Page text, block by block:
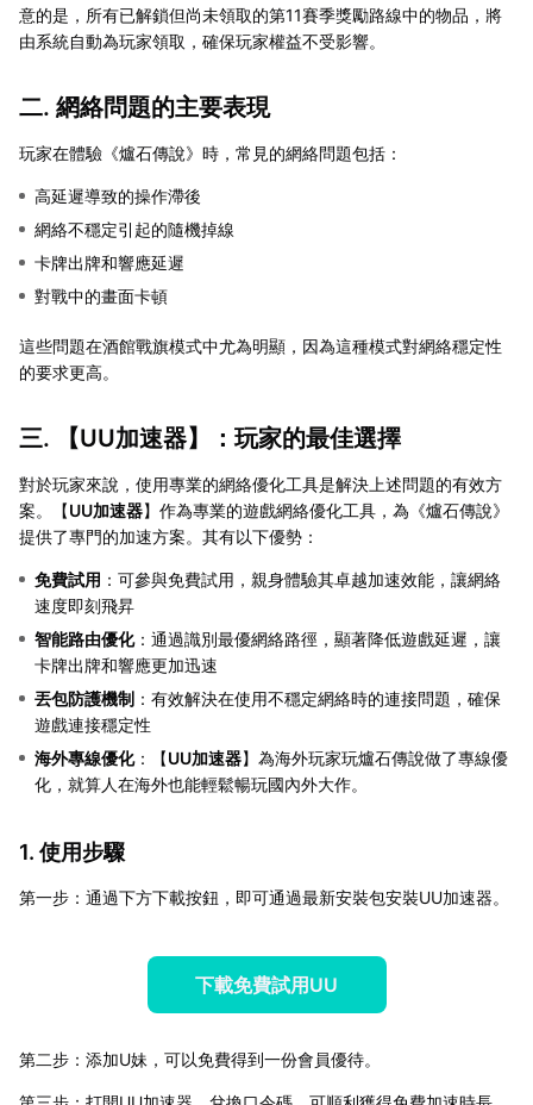
意的是，所有已解鎖但尚未領取的第11賽季獎勵路線中的物品，將
由系統自動為玩家領取，確保玩家權益不受影響。
二. 網絡問題的主要表現
玩家在體驗《爐石傳說》時，常見的網絡問題包括：
高延遲導致的操作滯後
網絡不穩定引起的隨機掉線
卡牌出牌和響應延遲
對戰中的畫面卡頓
這些問題在酒館戰旗模式中尤為明顯，因為這種模式對網絡穩定性
的要求更高。
三. 【UU加速器】：玩家的最佳選擇
對於玩家來說，使用專業的網絡優化工具是解決上述問題的有效方
案。【UU加速器】作為專業的遊戲網絡優化工具，為《爐石傳說》
提供了專門的加速方案。其有以下優勢：
免費試用 ：可參與免費試用，親身體驗其卓越加速效能，讓網絡
速度即刻飛昇
智能路由優化：通過識別最優網絡路徑，顯著降低遊戲延遲，讓
卡牌出牌和響應更加迅速
丟包防護機制 ：有效解決在使用不穩定網絡時的連接問題，確保
遊戲連接穩定性
海外專線優化：【UU加速器】為海外玩家玩爐石傳說做了專線優
化，就算人在海外也能輕鬆暢玩國內外大作。
1. 使用步驟
第一步：通過下方下載按鈕，即可通過最新安裝包安裝UU加速器。
下載免費試用UU
第二步：添加U妹，可以免費得到一份會員優待。